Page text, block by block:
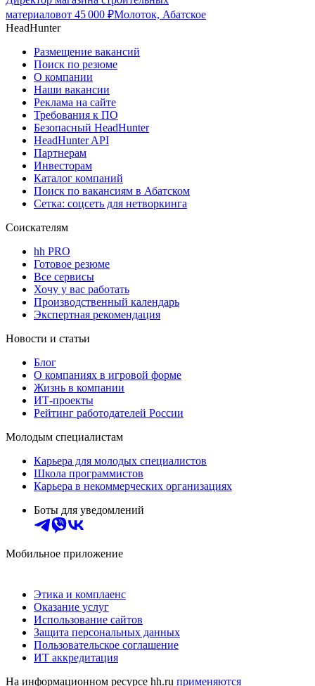
материаловот 45 000 ₽Молоток, Абатское
HeadHunter
Размещение вакансий
Поиск по резюме
О компании
Наши вакансии
Реклама на сайте
Требования к ПО
Безопасный HeadHunter
HeadHunter API
Партнерам
Инвесторам
Каталог компаний
Поиск по вакансиям в Абатском
Сетка: соцсеть для нетворкинга
Соискателям
hh PRO
Готовое резюме
Все сервисы
Хочу у вас работать
Производственный календарь
Экспертная рекомендация
Новости и статьи
Блог
О компаниях в игровой форме
Жизнь в компании
ИТ-проекты
Рейтинг работодателей России
Молодым специалистам
Карьера для молодых специалистов
Школа программистов
Карьера в некоммерческих организациях
Боты для уведомлений
Мобильное приложение
Этика и комплаенс
Оказание услуг
Использование сайтов
Защита персональных данных
Пользовательское соглашение
ИТ аккредитация
На информационном ресурсе hh.ru применяются